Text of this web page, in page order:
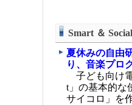
Smart ＆
夏休みの自由
り、音楽プロ
子ども向け
t」の基本的な
サイコロ」を